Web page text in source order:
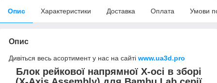
Опис Характеристики Доставка Оплата Умови
Опис
Дивіться весь асортимент у нас на сайті www.ua3d.pro
Блок рейкової напрямної X-осі в зборі